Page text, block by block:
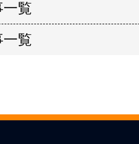
一覧
一覧